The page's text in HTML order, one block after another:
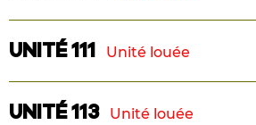
2 chambres
Superficie : 1218 pi2
Maison de ville
3 chambres
UNITÉ 111 Unité louée
Maison de ville
UNITÉ 113 Unité louée